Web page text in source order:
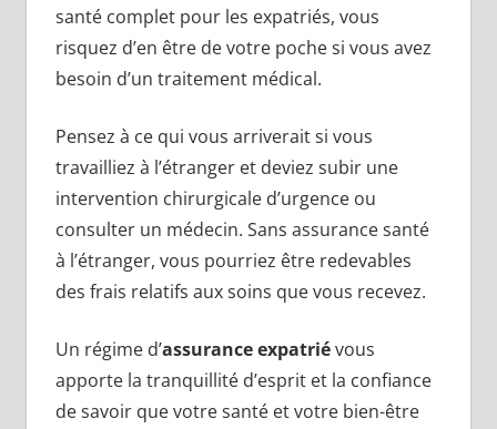
santé complet pour les expatriés, vous
risquez d’en être de votre poche si vous avez
besoin d’un traitement médical.
Pensez à ce qui vous arriverait si vous
travailliez à l’étranger et deviez subir une
intervention chirurgicale d’urgence ou
consulter un médecin. Sans assurance santé
à l’étranger, vous pourriez être redevables
des frais relatifs aux soins que vous recevez.
Un régime d’assurance expatriévous
apporte la tranquillité d’esprit et la confiance
de savoir que votre santé et votre bien-être